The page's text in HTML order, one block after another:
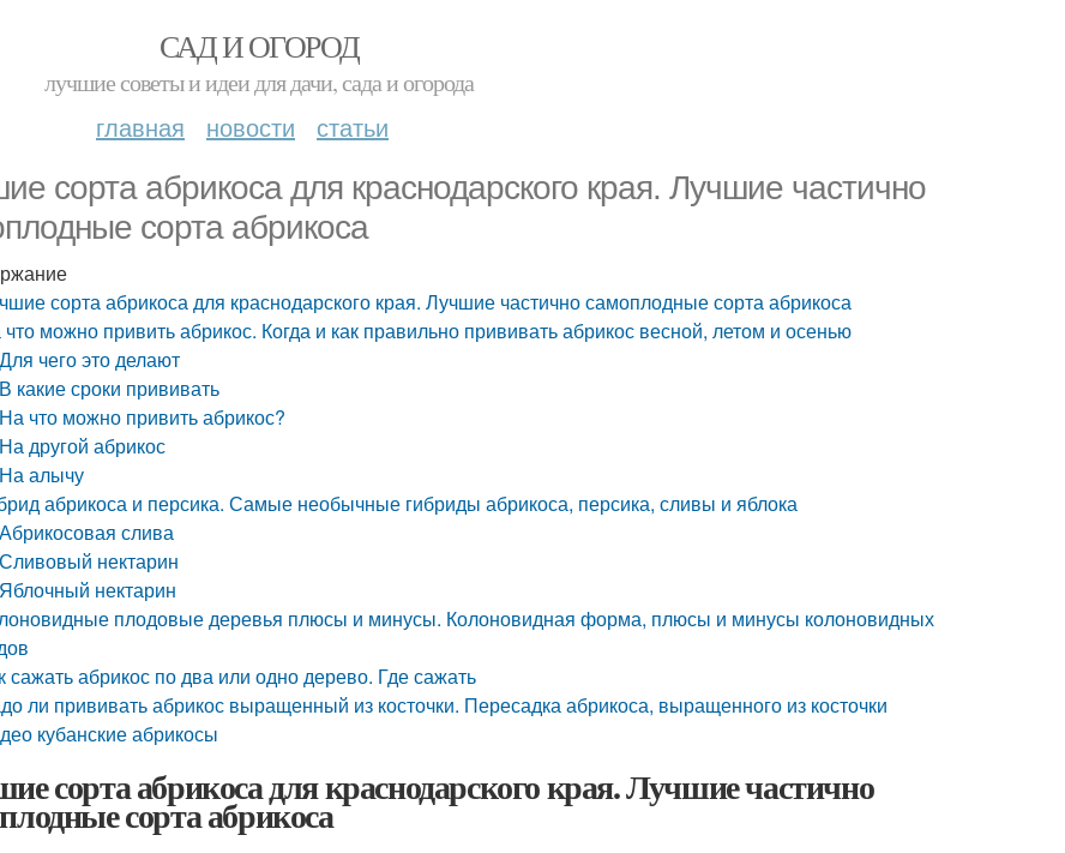
САД И ОГОРОД
лучшие советы и идеи для дачи, сада и огорода
главная новости статьи
сорта абрикоса для краснодарского края. Лучшие частично
сорта абрикоса
сорта абрикоса для краснодарского края. Лучшие частично самоплодные сорта абрикоса
можно привить абрикос. Когда и как правильно прививать абрикос весной, летом и осенью
Для чего это делают
В какие сроки прививать
На что можно привить абрикос?
На другой абрикос
На алычу
абрикоса и персика. Самые необычные гибриды абрикоса, персика, сливы и яблока
Абрикосовая слива
Сливовый нектарин
Яблочный нектарин
плодовые деревья плюсы и минусы. Колоновидная форма, плюсы и минусы колоновидных
сажать абрикос по два или одно дерево. Где сажать
ли прививать абрикос выращенный из косточки. Пересадка абрикоса, выращенного из косточки
кубанские абрикосы
сорта абрикоса для краснодарского края. Лучшие частично
сорта абрикоса